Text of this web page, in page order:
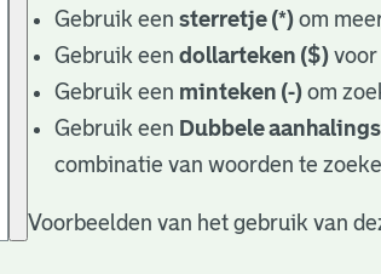
Gebruik eensterretje (*) om
Gebruik eendollarteken ($)
Gebruik een minteken (-) om
Gebruik een Dubbele
combinatie van woorden te
Voorbeelden van het gebruik van